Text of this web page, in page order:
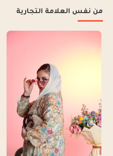
من نفس العلامة التجارية